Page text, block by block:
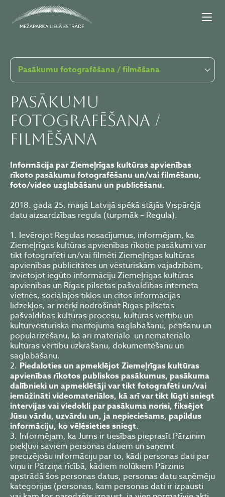
Pasākumu
fotografēšana /
filmēšana
Informācija parZiemeļrīgas kultūras apvienības
rīkoto pasākumu fotografēšanu un/vai filmēšanu,
foto/video uzglabāšanu un publicēšanu.
2018. gada 25. maijā Latvijā spēkā stājās Vispārējā
datu aizsardzības regula (turpmāk – Regula).
Ievērojot Regulas nosacījumus, informējam, ka
Ziemeļrīgas kultūras apvienības rīkotie pasākumi var
tikt fotografēti un/vai filmēti Ziemeļrīgas kultūras
apvienības publicitātes un vēsturiskām vajadzībām,
izvietojot iegūto informāciju Ziemeļrīgas kultūras
apvienības un Rīgas pilsētas pašvaldības interneta
vietnēs, sociālajos tīklos un citos informācijas
līdzekļos, ar mērķi nodrošināt Rīgas pilsētas
pašvaldības kultūras procesu, kultūras vērtību un
kultūrvēsturiskā mantojuma saglabāšanu, pētīšanu un
popularizēšanu, kā arī materiālo un nemateriālo
kultūras vērtību uzkrāšanu, dokumentēšanu un
saglabāšanu.
Piedaloties un apmeklējot Ziemeļrīgas kultūras
apvienības rīkotos publiskos pasākumus, pasākuma
dalībnieki un apmeklētāji var tikt fotografēti un/vai
iemūžināti videomateriālos, kā arī var tikt lūgti sniegt
intervijas vai viedokli par pasākuma norisi, fiksējot
Jūsu vārdu, uzvārdu un, ja nepieciešams, papildus
informāciju, ko vēlēsieties sniegt.
Informējam, ka Jums ir tiesības pieprasīt Pārzinim
piekļuvi saviem personas datiem un saņemt
precizējošu informāciju par to, kādi personas dati par
viņu ir Pārziņa rīcībā, kādiem nolūkiem Pārzinis
apstrādā šos personas datus, personas datu saņēmēju
kategorijas (personas, kam personas dati ir izpausti
Pasākumu fotografēšana / filmēšana